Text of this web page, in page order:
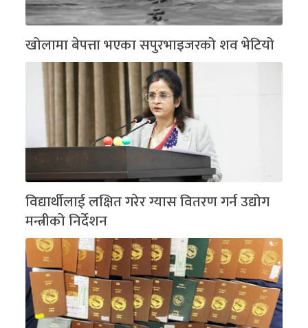
खोलामा बेपत्ता भएका सपुरभाइजरको शव भेटियो
विद्यार्थीलाई लक्षित गरेर ग्यास वितरण गर्न उद्योग
मन्त्रीको निर्देशन